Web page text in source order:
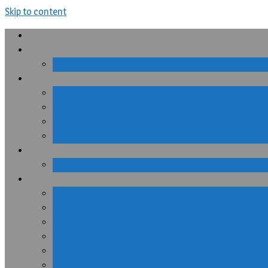
Skip to content